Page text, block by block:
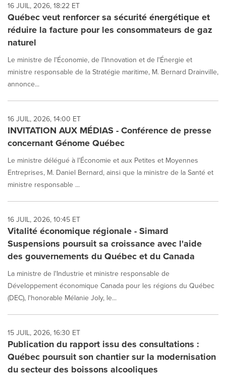
16 JUIL, 2026, 18:22 ET
Québec veut renforcer sa sécurité énergétique et
réduire la facture pour les consommateurs de gaz
naturel
Le ministre de l'Économie, de l'Innovation et de l'Énergie et
ministre responsable de la Stratégie maritime, M. Bernard Drainville,
annonce...
16 JUIL, 2026, 14:00 ET
INVITATION AUX MÉDIAS - Conférence de presse
concernant Génome Québec
Le ministre délégué à l'Économie et aux Petites et Moyennes
Entreprises, M. Daniel Bernard, ainsi que la ministre de la Santé et
ministre responsable ...
16 JUIL, 2026, 10:45 ET
Vitalité économique régionale - Simard
Suspensions poursuit sa croissance avec l'aide
des gouvernements du Québec et du Canada
La ministre de l'Industrie et ministre responsable de
Développement économique Canada pour les régions du Québec
(DEC), l'honorable Mélanie Joly, le...
15 JUIL, 2026, 16:30 ET
Publication du rapport issu des consultations :
Québec poursuit son chantier sur la modernisation
du secteur des boissons alcooliques